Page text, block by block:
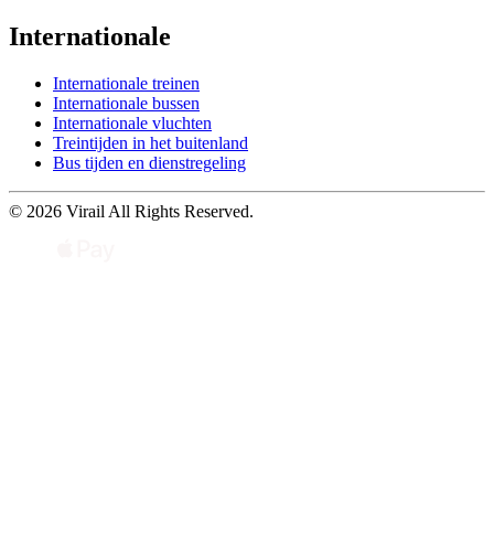
Internationale
Internationale treinen
Internationale bussen
Internationale vluchten
Treintijden in het buitenland
Bus tijden en dienstregeling
© 2026 Virail All Rights Reserved.